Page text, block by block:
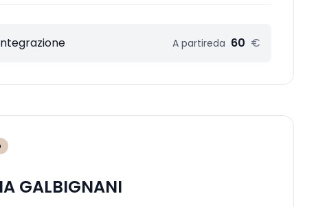
A partireda 60 €
GALBIGNANI